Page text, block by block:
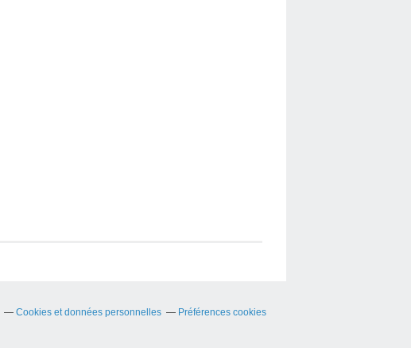
Cookies et données personnelles Préférences cookies